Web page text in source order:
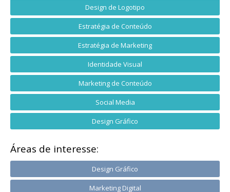
Design de Logotipo
Estratégia de Conteúdo
Estratégia de Marketing
Identidade Visual
Marketing de Conteúdo
Social Media
Design Gráfico
Áreas de interesse:
Design Gráfico
Marketing Digital